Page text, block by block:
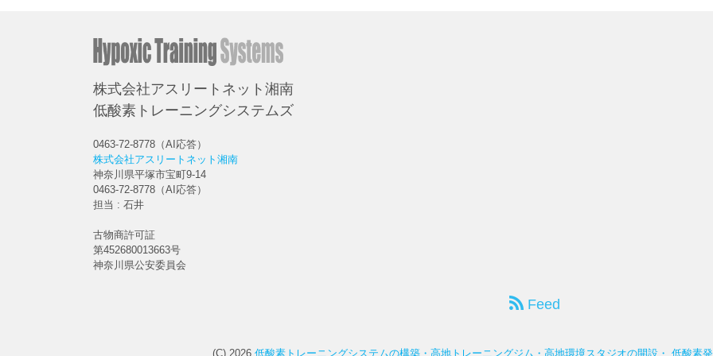
株式会社アスリートネット湘南
低酸素トレーニングシステムズ
0463-72-8778（AI応答）
株式会社アスリートネット湘南
神奈川県平塚市宝町9-14
0463-72-8778（AI応答）
担当 : 石井
古物商許可証
第452680013663号
神奈川県公安委員会
Feed
(C) 2026 低酸素トレーニングシステムの構築・高地トレーニングジム・高地環境スタジオの開設・ 低酸素